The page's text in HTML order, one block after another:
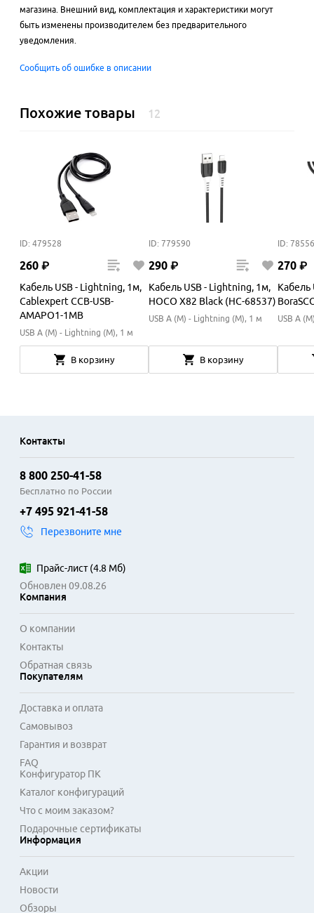
магазина. Внешний вид, комплектация и характеристики могут
быть изменены производителем без предварительного
уведомления.
Сообщить об ошибке в описании
Похожие товары 12
ID: 479528
260 ₽
Кабель USB - Lightning, 1м,
Cablexpert CCB-USB-
AMAPO1-1MB
USB A (M) - Lightning (M), 1 м
В корзину
ID: 779590
290 ₽
Кабель USB - Lightning, 1м,
HOCO X82 Black (HC-68537)
USB A (M) - Lightning (M), 1 м
В корзину
ID:
270 ₽
Кабель
USB A
Контакты
8 800 250-41-58
Бесплатно по России
+7 495 921-41-58
Перезвоните мне
Прайс-лист(4.8 Мб)
Обновлен 09.08.26
Компания
О компании
Контакты
Обратная связь
Покупателям
Доставка и оплата
Самовывоз
Гарантия и возврат
FAQ
Конфигуратор ПК
Каталог конфигураций
Что с моим заказом?
Подарочные сертификаты
Информация
Акции
Новости
Обзоры